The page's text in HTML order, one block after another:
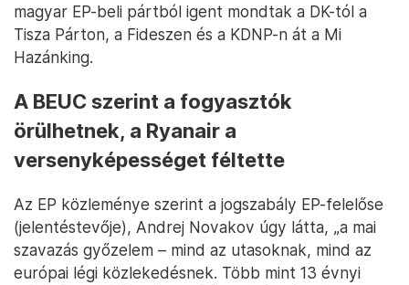
magyar EP-beli pártból igent mondtak a DK-tól a
Tisza Párton, a Fideszen és a KDNP-n át a Mi
Hazánking.
A BEUC szerint a fogyasztók
örülhetnek, a Ryanair a
versenyképességet féltette
Az EP közleménye szerint a jogszabály EP-felelőse
(jelentéstevője), Andrej Novakov úgy látta, „a mai
szavazás győzelem – mind az utasoknak, mind az
európai légi közlekedésnek. Több mint 13 évnyi